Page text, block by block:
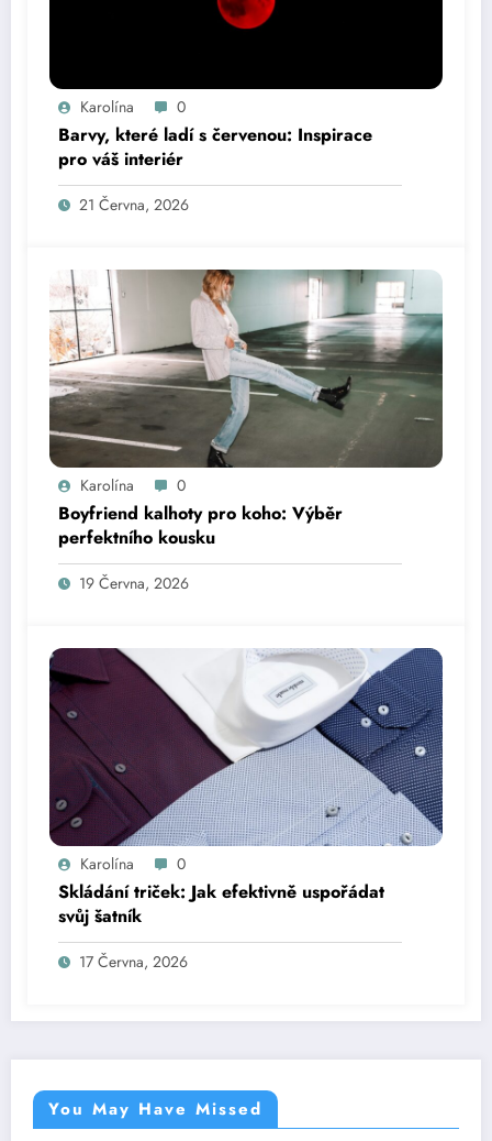
Karolína 0
Barvy, které ladí s červenou: Inspirace
pro váš interiér
21 Června, 2026
Karolína 0
Boyfriend kalhoty pro koho: Výběr
perfektního kousku
19 Června, 2026
Karolína 0
Skládání triček: Jak efektivně uspořádat
svůj šatník
17 Června, 2026
You May Have Missed